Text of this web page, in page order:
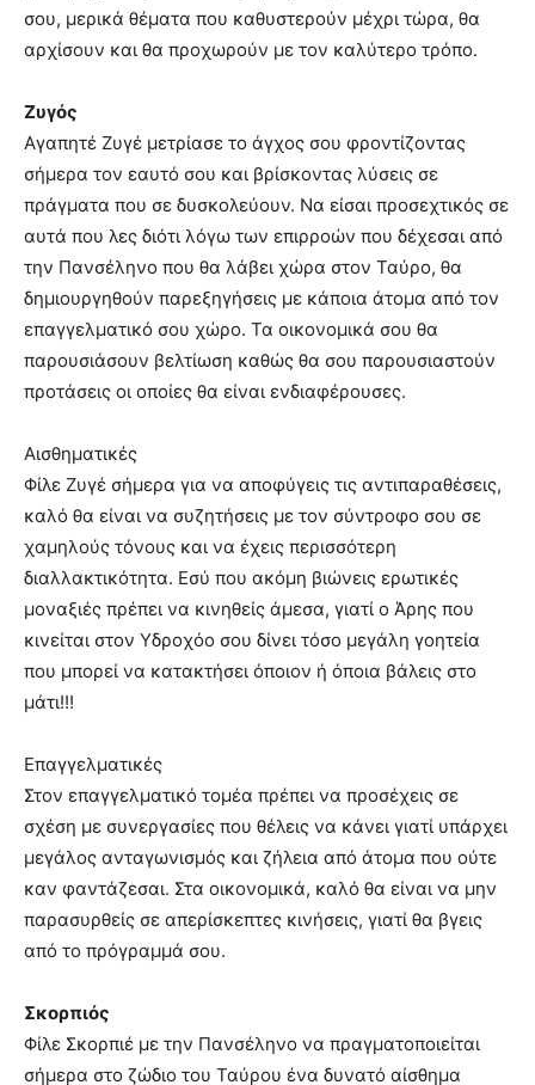
σου, μερικά θέματα που καθυστερούν μέχρι τώρα, θα
αρχίσουν και θα προχωρούν με τον καλύτερο τρόπο.
Ζυγός
Αγαπητέ Ζυγέ μετρίασε το άγχος σου φροντίζοντας
σήμερα τον εαυτό σου και βρίσκοντας λύσεις σε
πράγματα που σε δυσκολεύουν. Να είσαι προσεχτικός σε
αυτά που λες διότι λόγω των επιρροών που δέχεσαι από
την Πανσέληνο που θα λάβει χώρα στον Ταύρο, θα
δημιουργηθούν παρεξηγήσεις με κάποια άτομα από τον
επαγγελματικό σου χώρο. Τα οικονομικά σου θα
παρουσιάσουν βελτίωση καθώς θα σου παρουσιαστούν
προτάσεις οι οποίες θα είναι ενδιαφέρουσες.
Αισθηματικές
Φίλε Ζυγέ σήμερα για να αποφύγεις τις αντιπαραθέσεις,
καλό θα είναι να συζητήσεις με τον σύντροφο σου σε
χαμηλούς τόνους και να έχεις περισσότερη
διαλλακτικότητα. Εσύ που ακόμη βιώνεις ερωτικές
μοναξιές πρέπει να κινηθείς άμεσα, γιατί ο Άρης που
κινείται στον Υδροχόο σου δίνει τόσο μεγάλη γοητεία
που μπορεί να κατακτήσει όποιον ή όποια βάλεις στο
μάτι!!!
Επαγγελματικές
Στον επαγγελματικό τομέα πρέπει να προσέχεις σε
σχέση με συνεργασίες που θέλεις να κάνει γιατί υπάρχει
μεγάλος ανταγωνισμός και ζήλεια από άτομα που ούτε
καν φαντάζεσαι. Στα οικονομικά, καλό θα είναι να μην
παρασυρθείς σε απερίσκεπτες κινήσεις, γιατί θα βγεις
από το πρόγραμμά σου.
Σκορπιός
Φίλε Σκορπιέ με την Πανσέληνο να πραγματοποιείται
σήμερα στο ζώδιο του Ταύρου ένα δυνατό αίσθημα